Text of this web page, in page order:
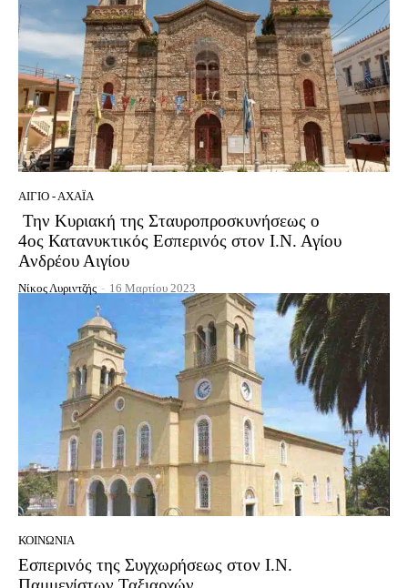
ΑΊΓΙΟ - ΑΧΑΪ́Α
Την Κυριακή της Σταυροπροσκυνήσεως ο
4ος Κατανυκτικός Εσπερινός στον Ι.Ν. Αγίου
Ανδρέου Αιγίου
Νίκος Λυριντζής - 16 Μαρτίου 2023
ΚΟΙΝΩΝΊΑ
Εσπερινός της Συγχωρήσεως στον Ι.Ν.